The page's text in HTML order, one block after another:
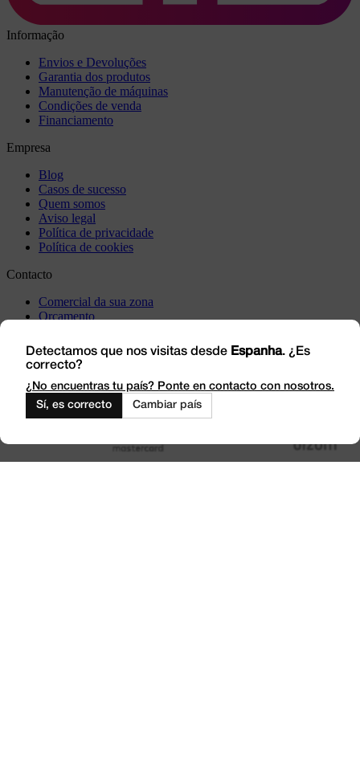
Informação
Envios e Devoluções
Garantia dos produtos
Manutenção de máquinas
Condições de venda
Financiamento
Empresa
Blog
Casos de sucesso
Quem somos
Aviso legal
Política de privacidade
Política de cookies
Contacto
Comercial da sua zona
Orçamento
Visite-nos
Trabalhe connosco
Outlet
Detectamos que nos visitas desde Espanha. ¿Es
correcto?
¿No encuentras tu país? Ponte en contacto con nosotros.
Sí, es correcto
Cambiar país